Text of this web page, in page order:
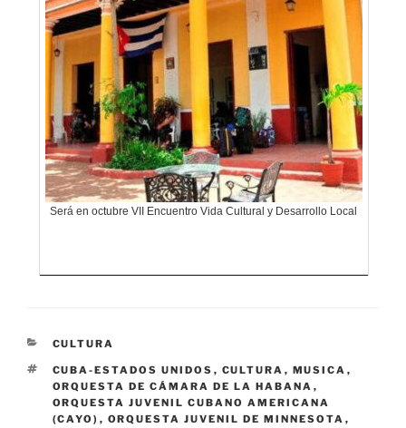
Será en octubre VII Encuentro Vida Cultural y Desarrollo Local
CATEGORÍAS
CULTURA
ETIQUETAS
CUBA-ESTADOS UNIDOS , CULTURA , MUSICA ,
ORQUESTA DE CÁMARA DE LA HABANA ,
ORQUESTA JUVENIL CUBANO AMERICANA
(CAYO) , ORQUESTA JUVENIL DE MINNESOTA ,